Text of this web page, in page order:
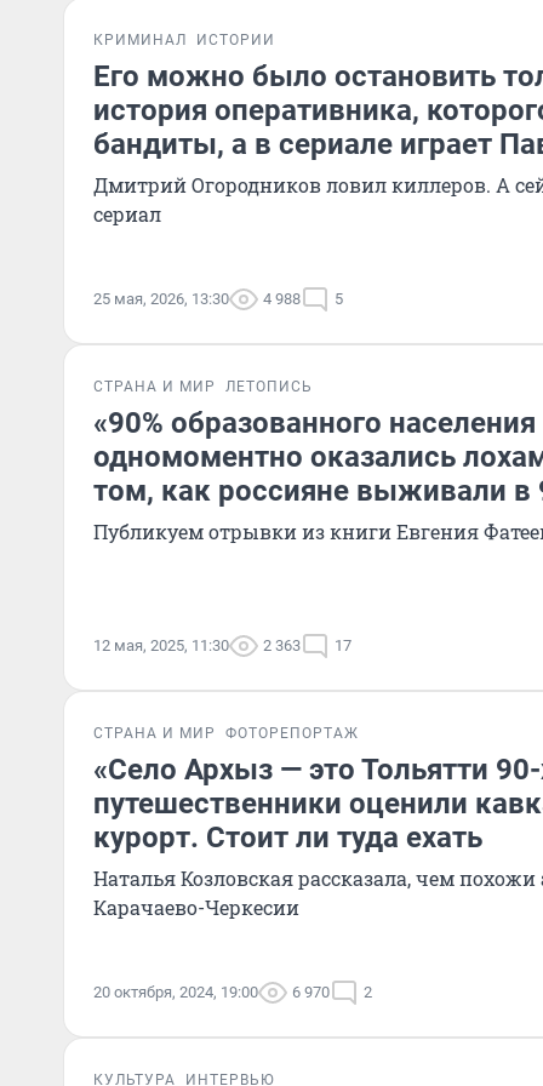
КРИМИНАЛ ИСТОРИИ
Его можно было остановить
история оперативника,
бандиты, а в сериале играет
Дмитрий Огородников ловил киллеров. А
сериал
25 мая, 2026, 13:30 4 988 5
СТРАНА И МИР ЛЕТОПИСЬ
«90% образованного
одномоментно оказались
том, как россияне выживали в
Публикуем отрывки из книги Евгения
12 мая, 2025, 11:30 2 363 17
СТРАНА И МИР ФОТОРЕПОРТАЖ
«Село Архыз — это Тольятти
путешественники оценили
курорт. Стоит ли туда ехать
Наталья Козловская рассказала, чем похожи
Карачаево-Черкесии
20 октября, 2024, 19:00 6 970 2
КУЛЬТУРА ИНТЕРВЬЮ